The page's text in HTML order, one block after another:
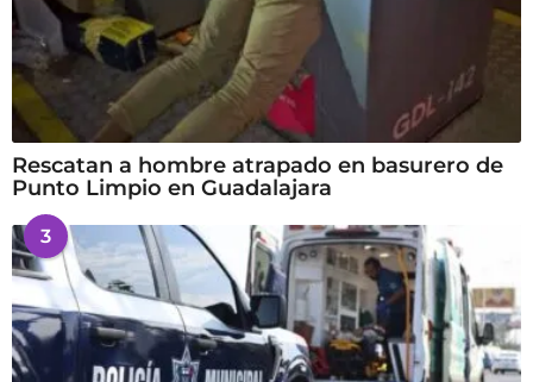
Rescatan a hombre atrapado en basurero de
Punto Limpio en Guadalajara
3